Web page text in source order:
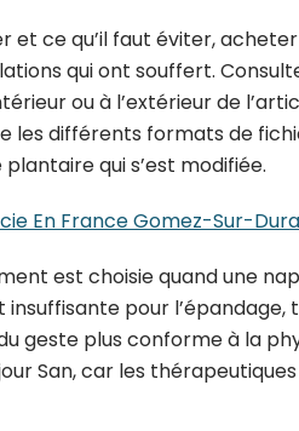
et ce qu’il faut éviter,
qui ont souffert.
ou à l’extérieur de
les différents formats de
qui s’est modifiée.
En France Gomez-Sur-
est choisie quand une
pour l’épandage,
geste plus conforme à la
San, car les